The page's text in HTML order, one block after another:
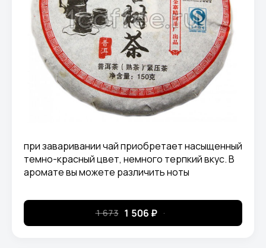
при заваривании чай приобретает насыщенный
темно-красный цвет, немного терпкий вкус. В
аромате вы можете различить ноты
послевкусие.
1 673 1 506 ₽